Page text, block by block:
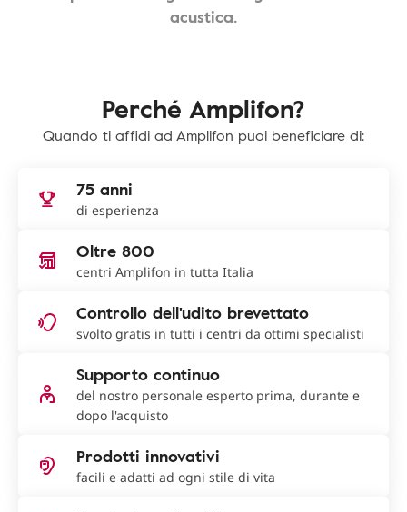
acustica.
Perché Amplifon?
Quando ti affidi ad Amplifon puoi beneficiare di:
75 anni
di esperienza
Oltre 800
centri Amplifon in tutta Italia
Controllo dell'udito brevettato
svolto gratis in tutti i centri da ottimi specialisti
Supporto continuo
del nostro personale esperto prima, durante e
dopo l'acquisto
Prodotti innovativi
facili e adatti ad ogni stile di vita